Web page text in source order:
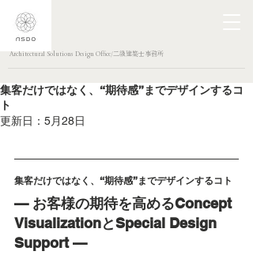
Architectural Solutions Design Office/二級建築士事務所
集客だけではなく、“期待感”までデザインするコ
ト
更新日： 5月28日
集客だけではなく、“期待感”までデザインするコト
— お客様の期待を高めるConcept
VisualizationとSpecial Design
Support —